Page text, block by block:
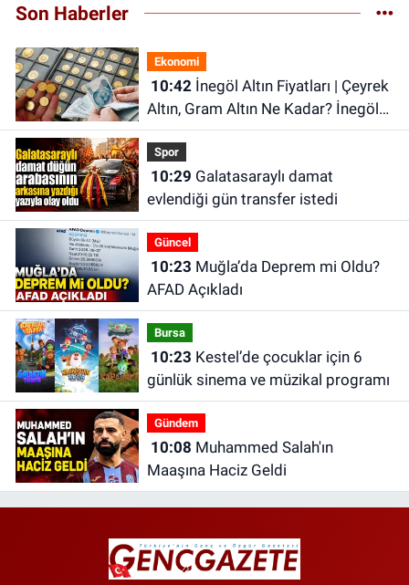
Son Haberler
Ekonomi
10:42İnegöl Altın Fiyatları | Çeyrek
Altın, Gram Altın Ne Kadar? İnegöl
Kapalı Çarşı'da Altın Ne Kadar?
Spor
10:29
evlendiği gün transfer istedi
Güncel
10:23
AFAD Açıkladı
Bursa
10:23
günlük sinema ve müzikal programı
Gündem
10:08
Maaşına Haciz Geldi